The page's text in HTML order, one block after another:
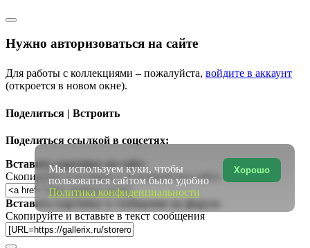
Нужно авторизоваться на сайте
Для работы с коллекциями – пожалуйста, войдите в аккаунт
(откроется в новом окне).
Поделиться | Встроить
Поделиться ссылкой в соцсетях:
Вставить картинку на сайт:
Скопируйте и вставьте в исходный код сайта
Вставить картинку в сообщение на форум:
Скопируйте и вставьте в текст сообщения
Хорошо
Мы используем куки, чтобы
пользоваться сайтом было удобно
Политика конфиденциальности